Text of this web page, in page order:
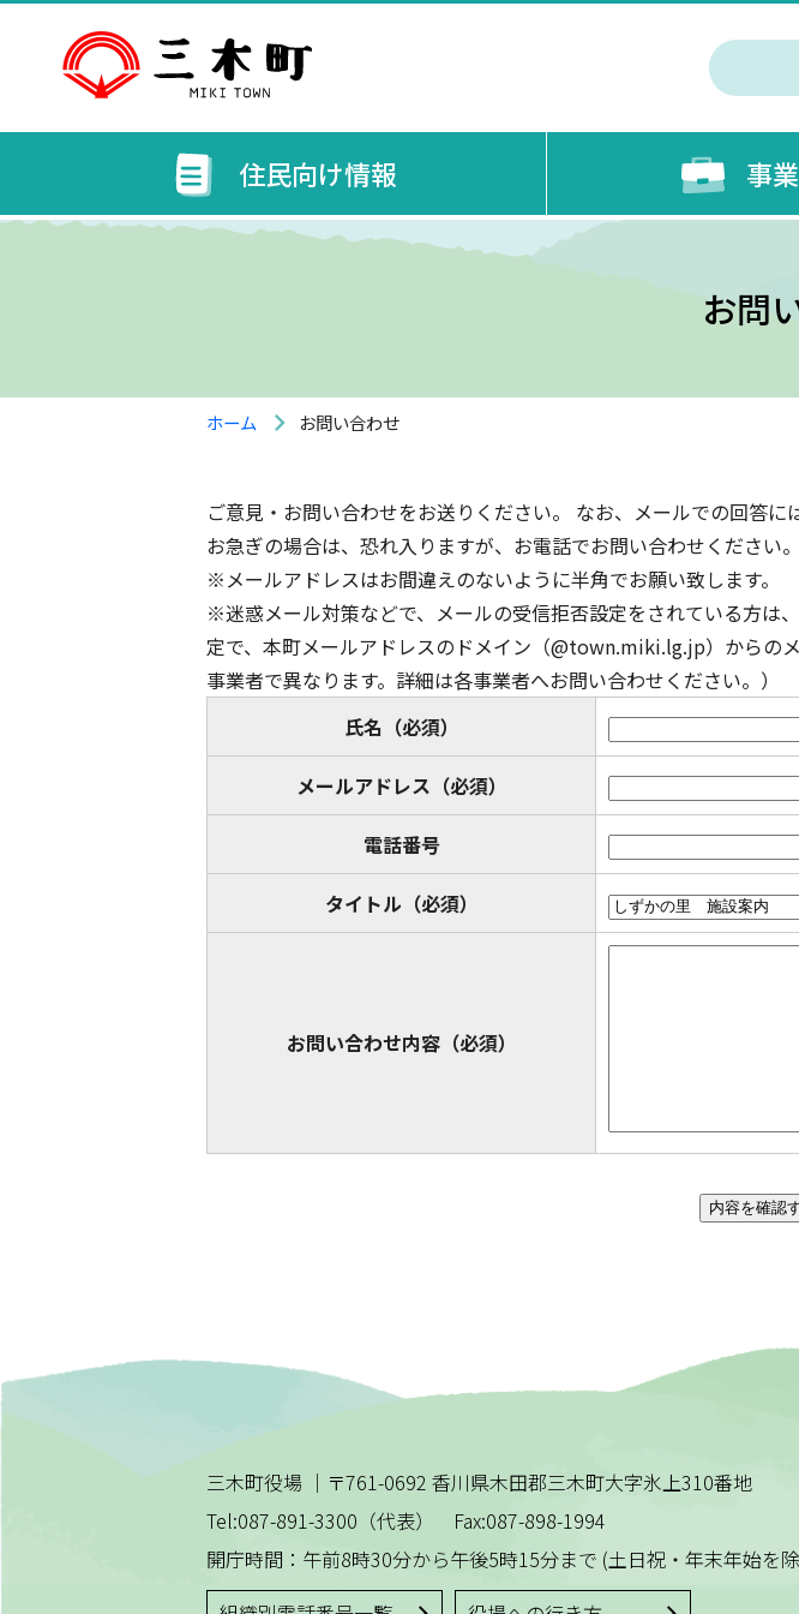
住民向け情報 事
お問
ホーム お問い合わせ
ご意見・お問い合わせをお送りください。 なお、メールでの回答に
お急ぎの場合は、恐れ入りますが、お電話でお問い合わせください。
※メールアドレスはお間違えのないように半角でお願い致します。
※迷惑メール対策などで、メールの受信拒否設定をされている方は
定で、本町メールアドレスのドメイン（@town.miki.lg.jp）からの
事業者で異なります。詳細は各事業者へお問い合わせください。）
氏名 （必須）
メールアドレス （必須）
電話番号
タイトル （必須）
お問い合わせ内容（必須）
三木町役場 ｜ 〒761-0692 香川県木田郡三木町大字氷上310番地
Tel:087-891-3300（代表） Fax:087-898-1994
開庁時間：午前8時30分から午後5時15分まで (土日祝・年末年始を